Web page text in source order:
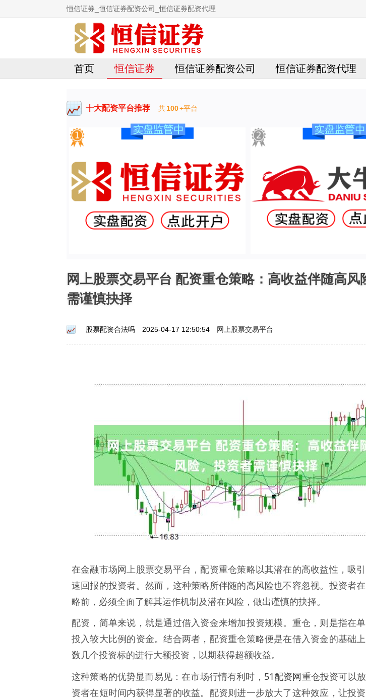
恒信证券_恒信证券配资公司_恒信证券配资代理
首页 恒信证券 恒信证券配资公司 恒信证券配资代理
十大配资平台推荐 共100+平台
网上股票交易平台 配资重仓策略：高收益伴随高风
需谨慎抉择
股票配资合法吗 2025-04-17 12:50:54 网上股票交易平台
在金融市场网上股票交易平台，配资重仓策略以其潜在的高收益性，吸
速回报的投资者。然而，这种策略所伴随的高风险也不容忽视。投资者
略前，必须全面了解其运作机制及潜在风险，做出谨慎的抉择。
配资，简单来说，就是通过借入资金来增加投资规模。重仓，则是指在
投入较大比例的资金。结合两者，配资重仓策略便是在借入资金的基础
数几个投资标的进行大额投资，以期获得超额收益。
这种策略的优势显而易见：在市场行情有利时， 51配资网重仓投资可以
资者在短时间内获得显著的收益。配资则进一步放大了这种效应，让投